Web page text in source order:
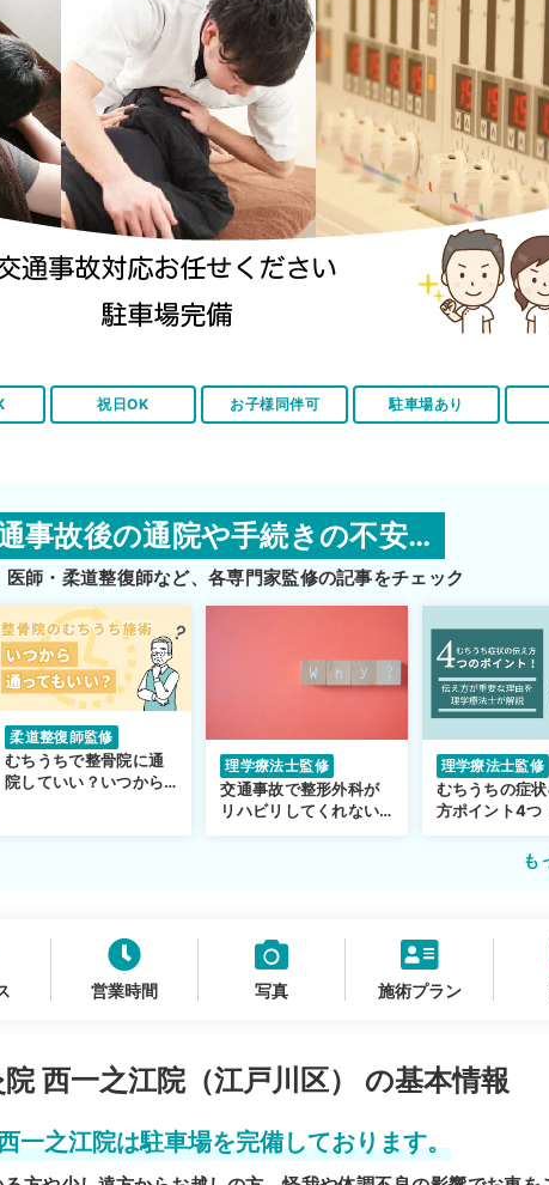
祝日OK お子様同伴可 駐車場あり
事故後の通院や手続きの不安…
医師・柔道整復師など、各専門家監修の記事をチェック
柔道整復師監修
むちうちで整骨院に通
院していい？いつから
理学療法士監修
交通事故で整形外科が
リハビリしてくれない…
転院するべき？
理学療法士監修
むちうちの症状
方ポイント4つ
が重要な理由
も
営業時間 写真 施術プラン
西一之江院（江戸川区） の基本情報
一之江院は駐車場を完備しております。